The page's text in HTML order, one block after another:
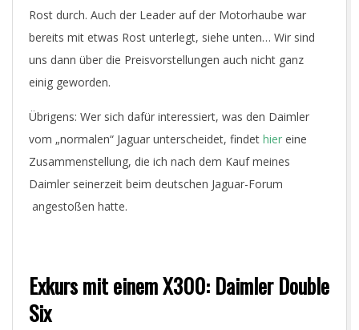
Rost durch. Auch der Leader auf der Motorhaube war
bereits mit etwas Rost unterlegt, siehe unten… Wir sind
uns dann über die Preisvorstellungen auch nicht ganz
einig geworden.
Übrigens: Wer sich dafür interessiert, was den Daimler
vom „normalen“ Jaguar unterscheidet, findet hier eine
Zusammenstellung, die ich nach dem Kauf meines
Daimler seinerzeit beim deutschen Jaguar-Forum
angestoßen hatte.
Exkurs mit einem X300: Daimler Double
Six